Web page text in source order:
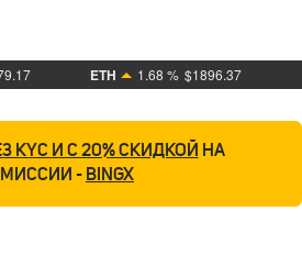
ETH 1.68 % $1896.37
KYC И С 20% СКИДКОЙ НА
- BINGX